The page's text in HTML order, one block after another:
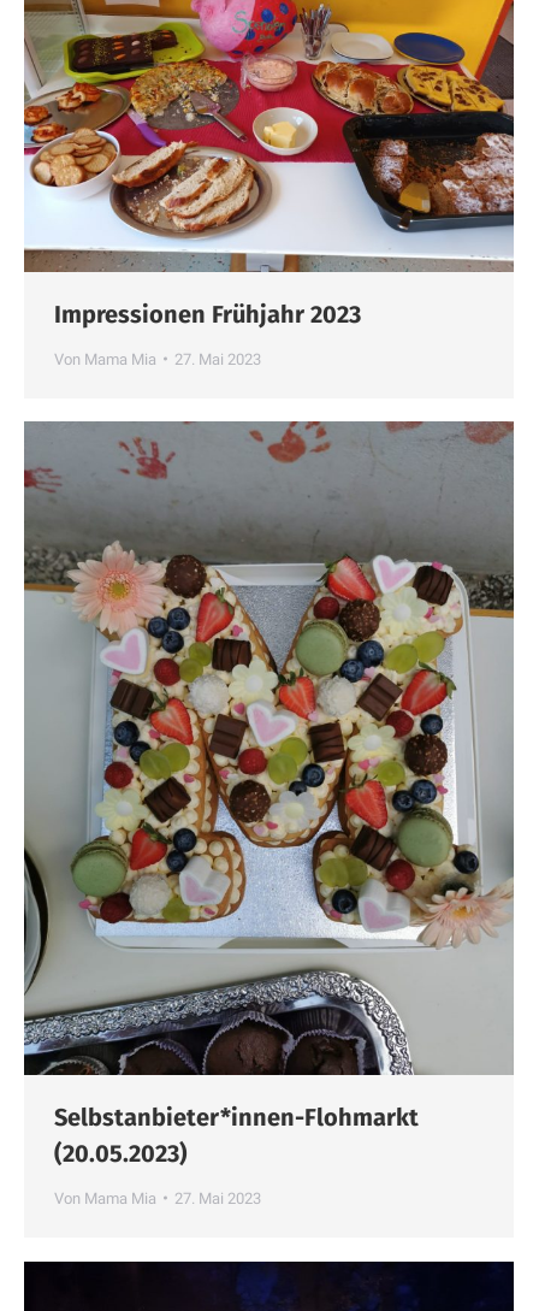
Impressionen Frühjahr 2023
Von Mama Mia 27. Mai 2023
Selbstanbieter*innen-Flohmarkt
(20.05.2023)
Von Mama Mia 27. Mai 2023